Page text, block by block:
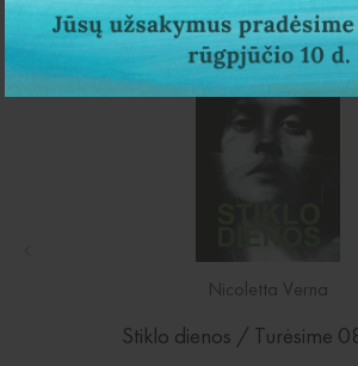
REZERVUOK
Nicoletta Verna
Stiklo dienos / Turėsime